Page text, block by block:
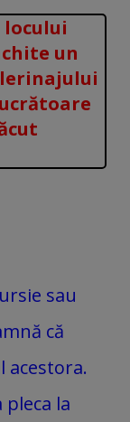
locului
un
sau
că
acestora.
la